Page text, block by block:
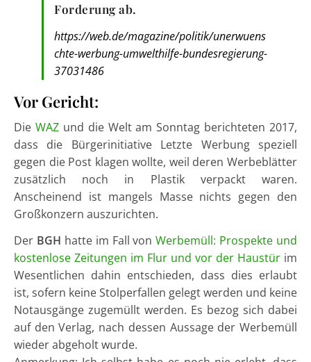
Forderung ab.
https://web.de/magazine/politik/unerwuens
chte-werbung-umwelthilfe-bundesregierung-
37031486
Vor Gericht:
Die WAZ und die Welt am Sonntag berichteten 2017,
dass die Bürgerinitiative Letzte Werbung speziell
gegen die Post klagen wollte, weil deren Werbeblätter
zusätzlich noch in Plastik verpackt waren.
Anscheinend ist mangels Masse nichts gegen den
Großkonzern auszurichten.
Der BGH hatte im Fall vonWerbemüll: Prospekte und
kostenlose Zeitungen im Flur und vor der Haustür im
Wesentlichen dahin entschieden, dass dies erlaubt
ist, sofern keine Stolperfallen gelegt werden und keine
Notausgänge zugemüllt werden. Es bezog sich dabei
auf den Verlag, nach dessen Aussage der Werbemüll
wieder abgeholt wurde.